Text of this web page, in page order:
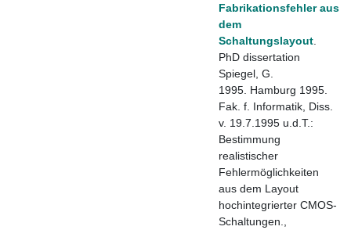
Fabrikationsfehler aus
dem
Schaltungslayout
PhD dissertation
Spiegel, G.
1995. Hamburg 1995.
Fak. f. Informatik, Diss.
v. 19.7.1995 u.d.T.:
Bestimmung
realistischer
Fehlermöglichkeiten
aus dem Layout
hochintegrierter CMOS-
Schaltungen.,